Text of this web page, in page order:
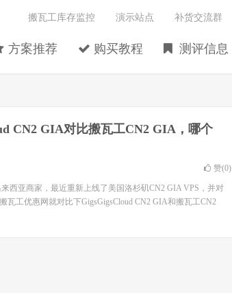
方案推荐 购买教程 测评信息
搬瓦工库存监控 演示站点 补货交流群
CN2 GIA对比搬瓦工CN2 GIA，哪个
赞(0)
西亚商家，最近重新上线了美国洛杉矶CN2 GIA VPS，并对
瓦工优惠网就对比下GigsGigsCloud CN2 GIA和搬瓦工CN2